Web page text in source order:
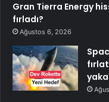
Gran Tierra Energy
fırladı?
Ağustos 6, 2026